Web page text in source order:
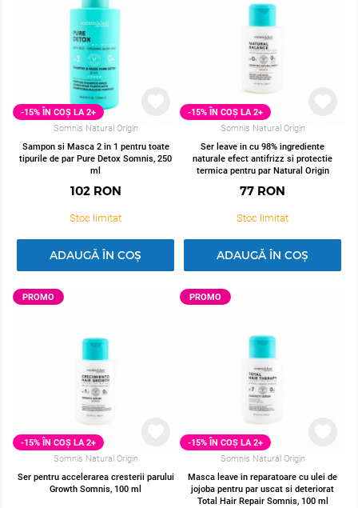
-15% ÎN COȘ LA 2+
Somnis Natural Origin
Sampon si Masca 2 in 1 pentru toate
tipurile de par Pure Detox Somnis, 250
ml
102 RON
Stoc limitat
ADAUGĂ ÎN COȘ
-15% ÎN COȘ LA 2+
Somnis Natural Origin
Ser leave in cu 98% ingrediente
naturale efect antifrizz si protectie
termica pentru par Natural Origin
77 RON
Stoc limitat
ADAUGĂ ÎN COȘ
-15% ÎN COȘ LA 2+
Somnis Natural Origin
Ser pentru accelerarea cresterii parului
Growth Somnis, 100 ml
PROMO
-15% ÎN COȘ LA 2+
Somnis Natural Origin
Masca leave in reparatoare cu ulei de
jojoba pentru par uscat si deteriorat
Total Hair Repair Somnis, 100 ml
PROMO